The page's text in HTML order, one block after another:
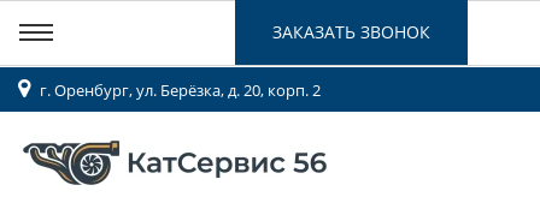
г. Оренбург, ул. Берёзка, д. 20, корп. 2
ЗАКАЗАТЬ ЗВОНОК